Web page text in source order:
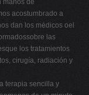
manos de
acostumbrado a
dan los médicos oel
las
los tratamientos
cirugía, radiación y
terapia sencilla y